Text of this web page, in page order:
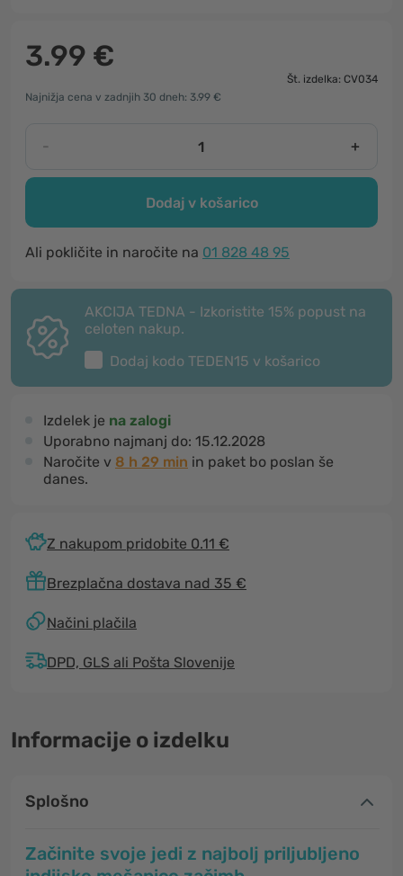
3.99 €
Št. izdelka: CV034
Najnižja cena v zadnjih 30 dneh: 3.99 €
- +
Dodaj v košarico
Ali pokličite in naročite na 01 828 48 95
AKCIJA TEDNA - Izkoristite 15% popust na
celoten nakup.
Dodaj kodo TEDEN15 v košarico
Izdelek je na zalogi
Uporabno najmanj do: 15.12.2028
Naročite v 8 h 29 min in paket bo poslan še
danes.
Z nakupom pridobite 0.11 €
Brezplačna dostava nad 35 €
Načini plačila
DPD, GLS ali Pošta Slovenije
Informacije o izdelku
Splošno
Začinite svoje jedi z najbolj priljubljeno